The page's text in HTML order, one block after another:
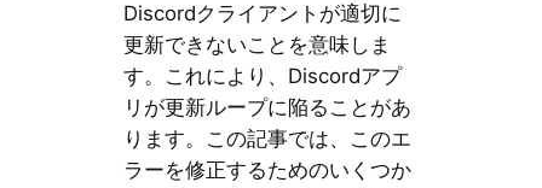
Discordクライアントが適切に
更新できないことを意味しま
す。これにより、Discordアプ
リが更新ループに陥ることがあ
ります。この記事では、このエ
ラーを修正するためのいくつか